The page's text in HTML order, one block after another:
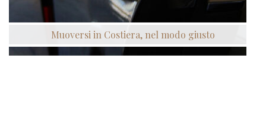
Muoversi in Costiera, nel modo giusto